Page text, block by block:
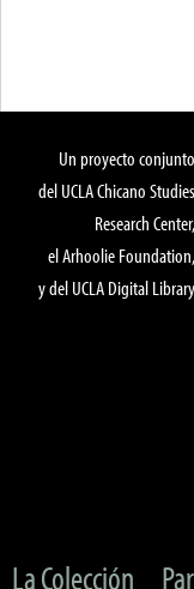
Un proyecto conjunto
del UCLA Chicano Studies
Research Center,
el Arhoolie Foundation,
y del UCLA Digital Library
La Colección